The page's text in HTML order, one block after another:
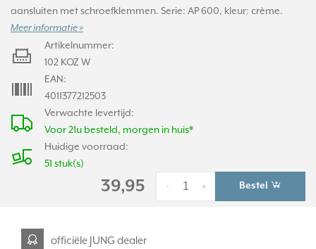
aansluiten met schroefklemmen. Serie: AP 600, kleur: crème.
Meer informatie »
Verwachte levertijd:
Voor 21u besteld, morgen in huis*
Huidige voorraad:
51 stuk(s)
Artikelnummer:
102 KOZ W
EAN:
4011377212503
39,95 +
- Bestel
officiële JUNG dealer